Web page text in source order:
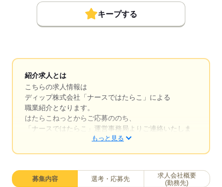
キープする
紹介求人とは
こちらの求人情報は
ディップ株式会社「ナースではたらこ」による
職業紹介となります。
はたらこねっとからご応募ののち、
「ナースではたらこ」運営事務局よりご連絡いたしま
求職中の看護師さんの転職を専任の
キャリアアドバイザーが入職まで無料でサポートいた
もっと見る
募集内容 選考・応募先
求人会社概要
(勤務先)